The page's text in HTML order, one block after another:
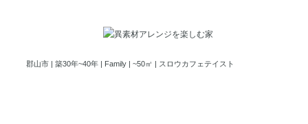
郡山市 | 築30年~40年 | Family | ~50㎡ | スロウカフェテイスト